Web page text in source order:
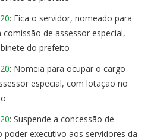
: Fica o servidor, nomeado para
de assessor especial,
do prefeito
: Nomeia para ocupar o cargo
especial, com lotação no
: Suspende a concessão de
poder executivo aos servidores da